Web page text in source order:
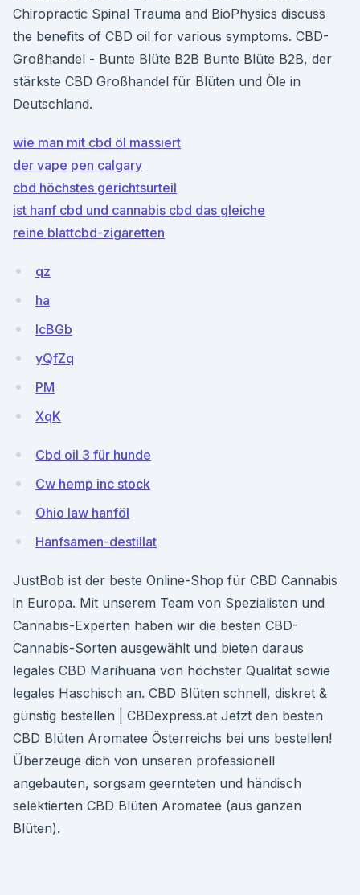
Chiropractic Spinal Trauma and BioPhysics discuss
the benefits of CBD oil for various symptoms. CBD-
Großhandel - Bunte Blüte B2B Bunte Blüte B2B, der
stärkste CBD Großhandel für Blüten und Öle in
Deutschland.
wie man mit cbd öl massiert
der vape pen calgary
cbd höchstes gerichtsurteil
ist hanf cbd und cannabis cbd das gleiche
reine blattcbd-zigaretten
qz
ha
lcBGb
yQfZq
PM
XqK
Cbd oil 3 für hunde
Cw hemp inc stock
Ohio law hanföl
Hanfsamen-destillat
JustBob ist der beste Online-Shop für CBD Cannabis
in Europa. Mit unserem Team von Spezialisten und
Cannabis-Experten haben wir die besten CBD-
Cannabis-Sorten ausgewählt und bieten daraus
legales CBD Marihuana von höchster Qualität sowie
legales Haschisch an. CBD Blüten schnell, diskret &
günstig bestellen | CBDexpress.at Jetzt den besten
CBD Blüten Aromatee Österreichs bei uns bestellen!
Überzeuge dich von unseren professionell
angebauten, sorgsam geernteten und händisch
selektierten CBD Blüten Aromatee (aus ganzen
Blüten).